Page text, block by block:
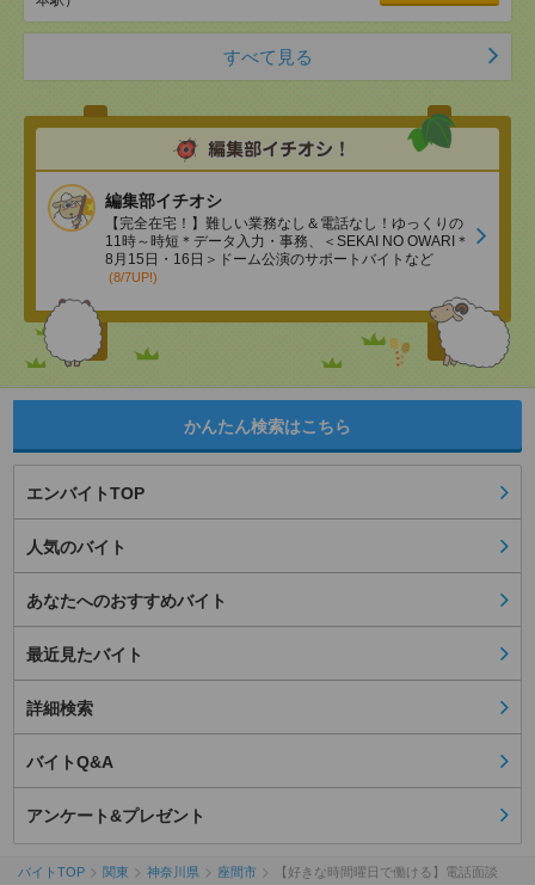
すべて見る
編集部イチオシ
【完全在宅！】難しい業務なし＆電話なし！ゆっくりの
11時～時短＊データ入力・事務、＜SEKAI NO OWARI＊
8月15日・16日＞ドーム公演のサポートバイトなど
(8/7UP!)
かんたん検索はこちら
エンバイトTOP
人気のバイト
あなたへのおすすめバイト
最近見たバイト
詳細検索
バイトQ&A
アンケート&プレゼント
バイトTOP 関東 神奈川県 座間市 【好きな時間曜日で働ける】電話面談